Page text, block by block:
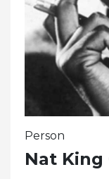
Person
Nat King